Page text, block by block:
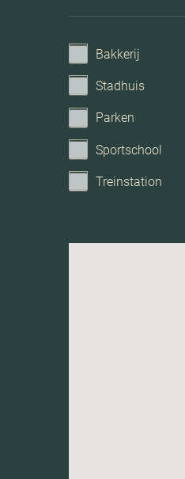
Bakkerij
Stadhuis
Parken
Sportschool
Treinstation